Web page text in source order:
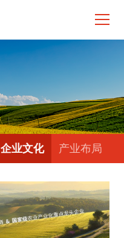
企业文化 产业布局